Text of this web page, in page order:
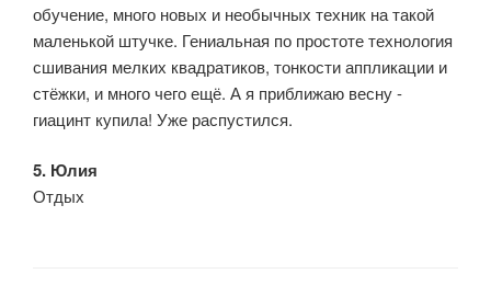
обучение, много новых и необычных техник на такой
маленькой штучке. Гениальная по простоте технология
сшивания мелких квадратиков, тонкости аппликации и
стёжки, и много чего ещё. А я приближаю весну -
гиацинт купила! Уже распустился.
5. Юлия
Отдых